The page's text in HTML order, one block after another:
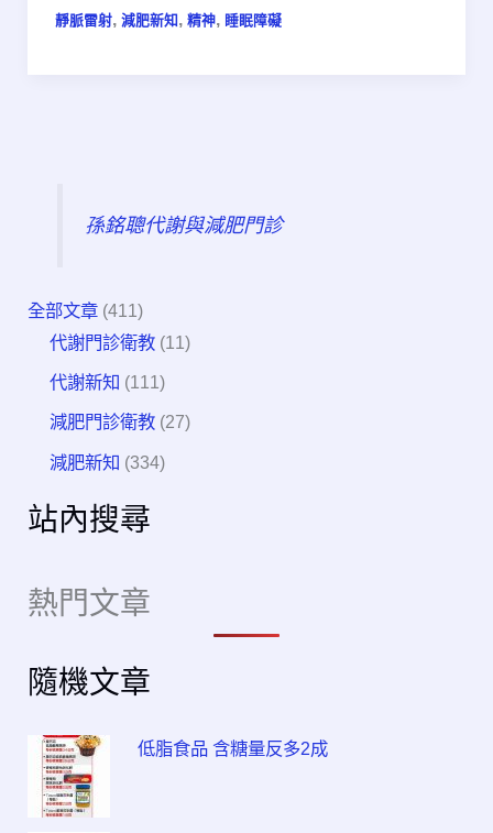
靜脈雷射, 減肥新知, 精神, 睡眠障礙
孫銘聰代謝與減肥門診
全部文章 (411)
代謝門診衛教 (11)
代謝新知 (111)
減肥門診衛教 (27)
減肥新知 (334)
站內搜尋
熱門文章
隨機文章
低脂食品 含糖量反多2成